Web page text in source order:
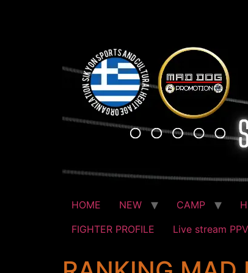
HOME NEW CAMP
FIGHTER PROFILE
Live stream PPV